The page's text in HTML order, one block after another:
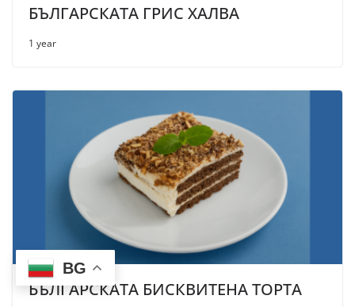
БЪЛГАРСКАТА ГРИС ХАЛВА
1 year
БЪЛГАРСКАТА БИСКВИТЕНА ТОРТА
BG